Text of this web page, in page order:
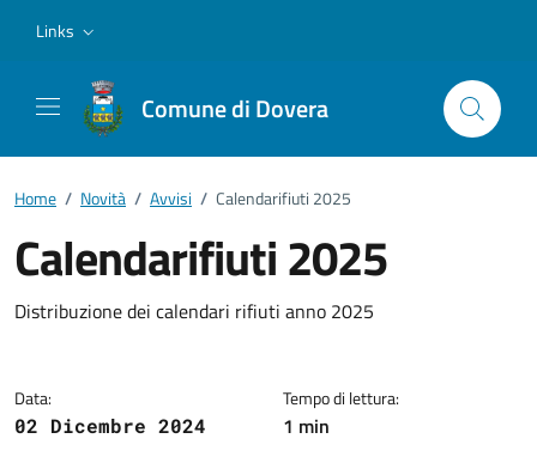
Links
Comune di Dovera
Home / Novità / Avvisi / Calendarifiuti 2025
Calendarifiuti 2025
Dettagli della notizia
Distribuzione dei calendari rifiuti anno 2025
Data:
02 Dicembre 2024
Tempo di lettura:
1 min